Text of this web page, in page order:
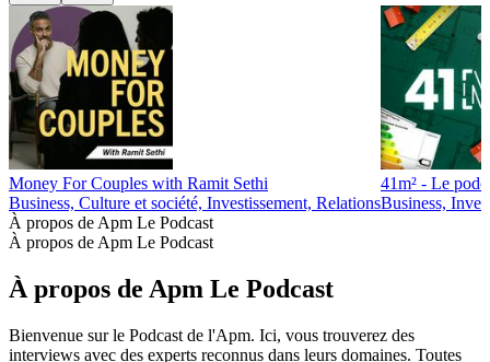
Money For Couples with Ramit Sethi
Business, Culture et société, Investissement, Relations
41m² - Le
Business,
À propos de Apm Le Podcast
À propos de Apm Le Podcast
À propos de Apm Le Podcast
Bienvenue sur le Podcast de l'Apm. Ici, vous trouverez des
interviews avec des experts reconnus dans leurs domaines. Toutes